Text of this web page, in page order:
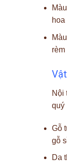
Nội
quý
Gỗ
gỗ
Da